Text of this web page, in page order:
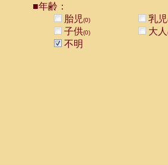
■年齢：
胎児(0) 乳児
子供(0) 大人
不明